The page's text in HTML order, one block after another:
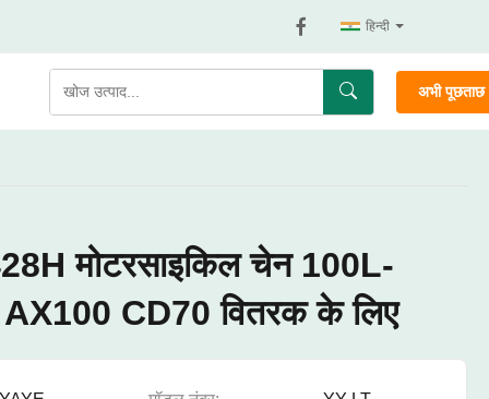
हिन्दी
अभी
मोटरसाइकिल चेन 100L-
CD70 वितरक के लिए